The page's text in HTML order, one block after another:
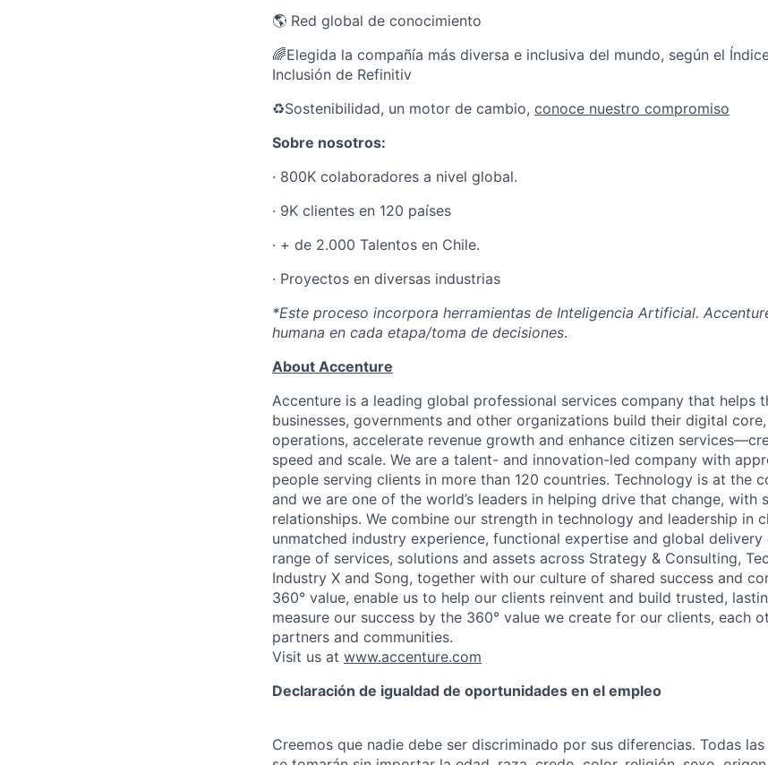
🌎 Red global de conocimiento
🌈Elegida la compañía más diversa e inclusiva del mundo, según el
Inclusión de Refinitiv
♻️Sostenibilidad, un motor de cambio, conoce nuestro compromiso
Sobre nosotros:
· 800K colaboradores a nivel global.
· 9K clientes en 120 países
· + de 2.000 Talentos en Chile.
· Proyectos en diversas industrias
*Este proceso incorpora herramientas de Inteligencia Artificial.
humana en cada etapa/toma de decisiones.
About Accenture
Accenture is a leading global professional services company that helps
businesses, governments and other organizations build their digital
operations, accelerate revenue growth and enhance citizen
speed and scale. We are a talent- and innovation-led company with
people serving clients in more than 120 countries. Technology is at the
and we are one of the world’s leaders in helping drive that change, with
relationships. We combine our strength in technology and leadership in
unmatched industry experience, functional expertise and global
range of services, solutions and assets across Strategy & Consulting,
Industry X and Song, together with our culture of shared success and
360° value, enable us to help our clients reinvent and build trusted,
measure our success by the 360° value we create for our clients, each
partners and communities.
Visit us at www.accenture.com
Declaración de igualdad de oportunidades en el empleo
Creemos que nadie debe ser discriminado por sus diferencias. Todas